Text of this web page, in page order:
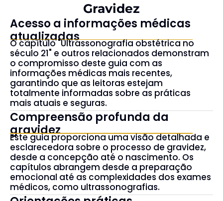
Gravidez
Acesso a informações médicas
atualizadas
O capítulo "Ultrassonografia obstétrica no
século 21" e outros relacionados demonstram
o compromisso deste guia com as
informações médicas mais recentes,
garantindo que as leitoras estejam
totalmente informadas sobre as práticas
mais atuais e seguras.
Compreensão profunda da
gravidez
Este guia proporciona uma visão detalhada e
esclarecedora sobre o processo de gravidez,
desde a concepção até o nascimento. Os
capítulos abrangem desde a preparação
emocional até as complexidades dos exames
médicos, como ultrassonografias.